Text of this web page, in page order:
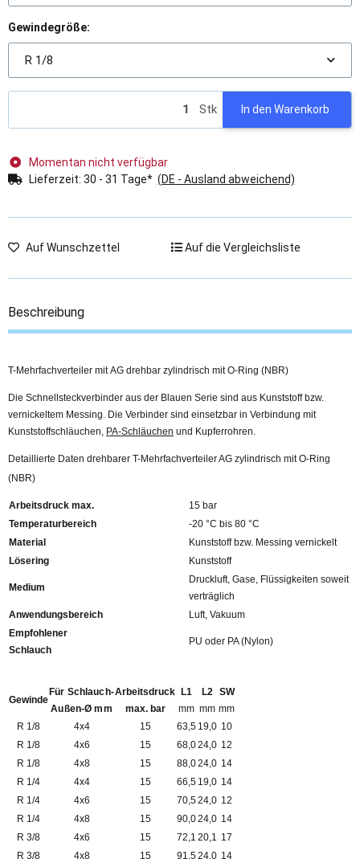
Gewindegröße:
R 1/8
Stk In den Warenkorb
Momentan nicht verfügbar
Lieferzeit: 30 - 31 Tage* (DE - Ausland abweichend)
Auf Wunschzettel Auf die Vergleichsliste
Beschreibung
T-Mehrfachverteiler mit AG drehbar zylindrisch mit O-Ring (NBR)
Die Schnellsteckverbinder aus der Blauen Serie sind aus Kunststoff bzw.
vernickeltem Messing. Die Verbinder sind einsetzbar in Verbindung mit
Kunststoffschläuchen, PA-Schläuchen und Kupferrohren.
Detaillierte Daten drehbarer T-Mehrfachverteiler AG zylindrisch mit O-Ring
(NBR)
Arbeitsdruck max.
15 bar
Temperaturbereich
-20 °C bis 80 °C
Material
Kunststoff bzw. Messing vernickelt
Lösering
Kunststoff
Medium
Druckluft, Gase, Flüssigkeiten soweit
verträglich
Anwendungsbereich
Luft, Vakuum
Empfohlener
Schlauch
PU oder PA (Nylon)
Gewinde
Für Schlauch-
Außen-Ø mm
Arbeitsdruck
max. bar
L1
mm
L2
mm
SW
mm
R 1/8
4x4 15 63,5 19,0 10
R 1/8
4x6 15 68,024,0 12
R 1/8
4x8 15 88,024,0 14
R 1/4
4x4 15 66,5 19,0 14
R 1/4
4x6 15 70,524,0 12
R 1/4
4x8 15 90,024,0 14
R 3/8
4x6 15 72,1 20,1 17
R 3/8
4x8 15 91,524,0 14